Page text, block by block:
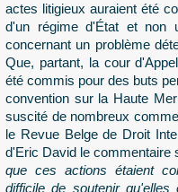
actes litigieux auraient été
d'un régime d'État et non
concernant un problème
Que, partant, la cour
été commis pour des buts
convention sur la Haute
suscité de nombreux
le Revue Belge de Droit
d'Eric David le commentaire
que ces actions étaient
difficile de soutenir